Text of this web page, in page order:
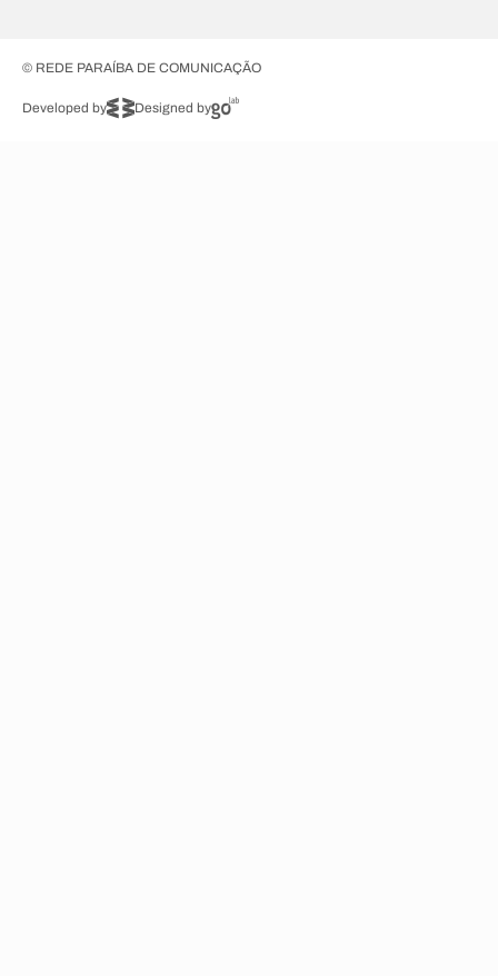
© REDE PARAÍBA DE COMUNICAÇÃO
Developed by Designed by